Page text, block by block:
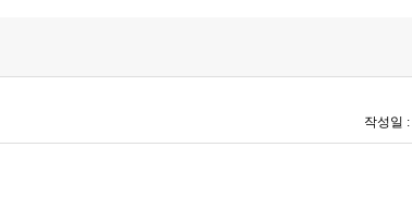
작성일 :